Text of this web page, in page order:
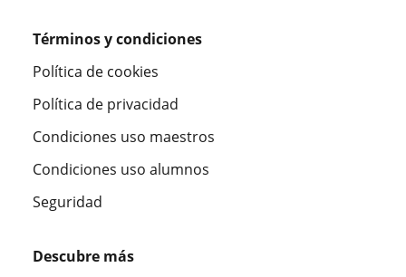
Términos y condiciones
Política de cookies
Política de privacidad
Condiciones uso maestros
Condiciones uso alumnos
Seguridad
Descubre más